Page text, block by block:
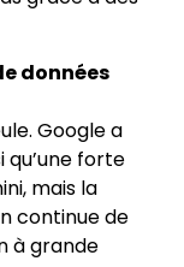
données
Google a
qu’une forte
mais la
continue de
à grande